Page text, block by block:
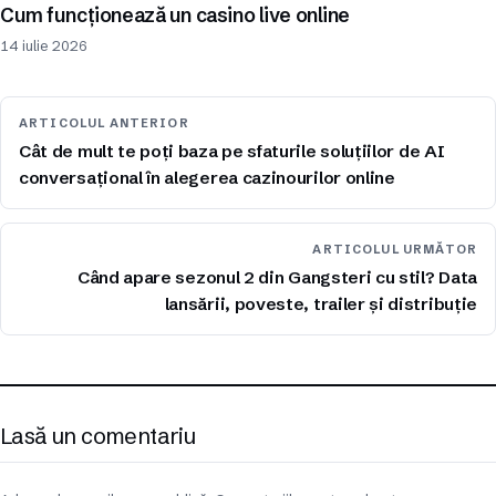
Cum funcționează un casino live online
14 iulie 2026
ARTICOLUL ANTERIOR
Cât de mult te poți baza pe sfaturile soluțiilor de AI
conversațional în alegerea cazinourilor online
ARTICOLUL URMĂTOR
Când apare sezonul 2 din Gangsteri cu stil? Data
lansării, poveste, trailer și distribuție
Lasă un comentariu